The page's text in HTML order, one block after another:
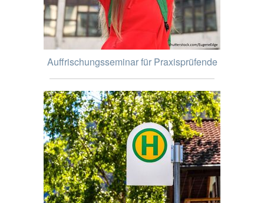
Auffrischungsseminar für Praxisprüfende